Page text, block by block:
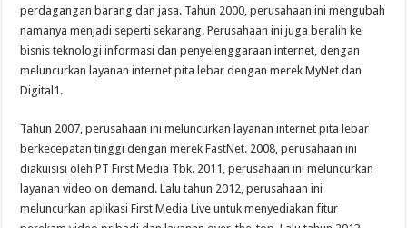
perdagangan barang dan jasa. Tahun 2000, perusahaan ini mengubah
namanya menjadi seperti sekarang. Perusahaan ini juga beralih ke
bisnis teknologi informasi dan penyelenggaraan internet, dengan
meluncurkan layanan internet pita lebar dengan merek MyNet dan
Digital1.
Tahun 2007, perusahaan ini meluncurkan layanan internet pita lebar
berkecepatan tinggi dengan merek FastNet. 2008, perusahaan ini
diakuisisi oleh PT First Media Tbk. 2011, perusahaan ini meluncurkan
layanan video on demand. Lalu tahun 2012, perusahaan ini
meluncurkan aplikasi First Media Live untuk menyediakan fitur